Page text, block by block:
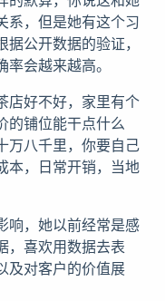
系，但是她有这个习
公开数据的验证，
会越来越高。
店好不好，家里有个
的铺位能干点什么
万八千里，你要自己
本，日常开销，当地
响，她以前经常是感
，喜欢用数据去表
及对客户的价值展